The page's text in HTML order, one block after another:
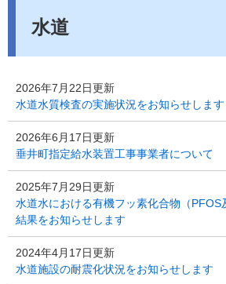
水道
2026年7月22日更新
水道水質検査の実施状況をお知らせします
2026年6月17日更新
垂井町指定給水装置工事事業者について
2025年7月29日更新
水道水における有機フッ素化合物（PFOS
結果をお知らせします
2024年4月17日更新
水道施設の耐震化状況をお知らせします